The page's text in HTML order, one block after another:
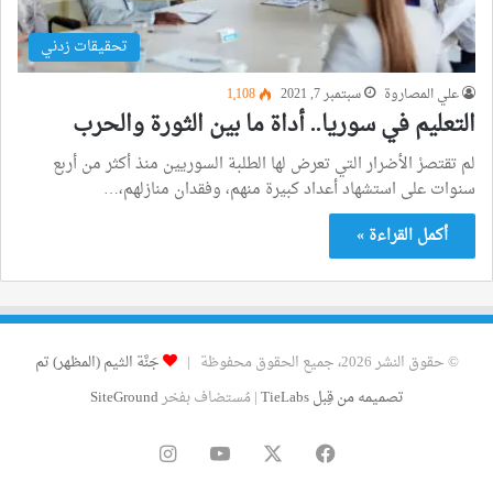
تحقيقات زدني
علي المصاروة سبتمبر 7, 2021 1٬108
التعليم في سوريا.. أداة ما بين الثورة والحرب
لم تقتصرْ الأضرار التي تعرض لها الطلبة السوريين منذ أكثر من أربع
سنوات على استشهاد أعداد كبيرة منهم، وفقدان منازلهم،…
أكمل القراءة »
© حقوق النشر 2026، جميع الحقوق محفوظة |
جَنَّة الثيم (المظهر) تم
تصميمه من قِبل TieLabs
| مُستضاف بفخرSiteGround
فيسبوك ‫YouTube